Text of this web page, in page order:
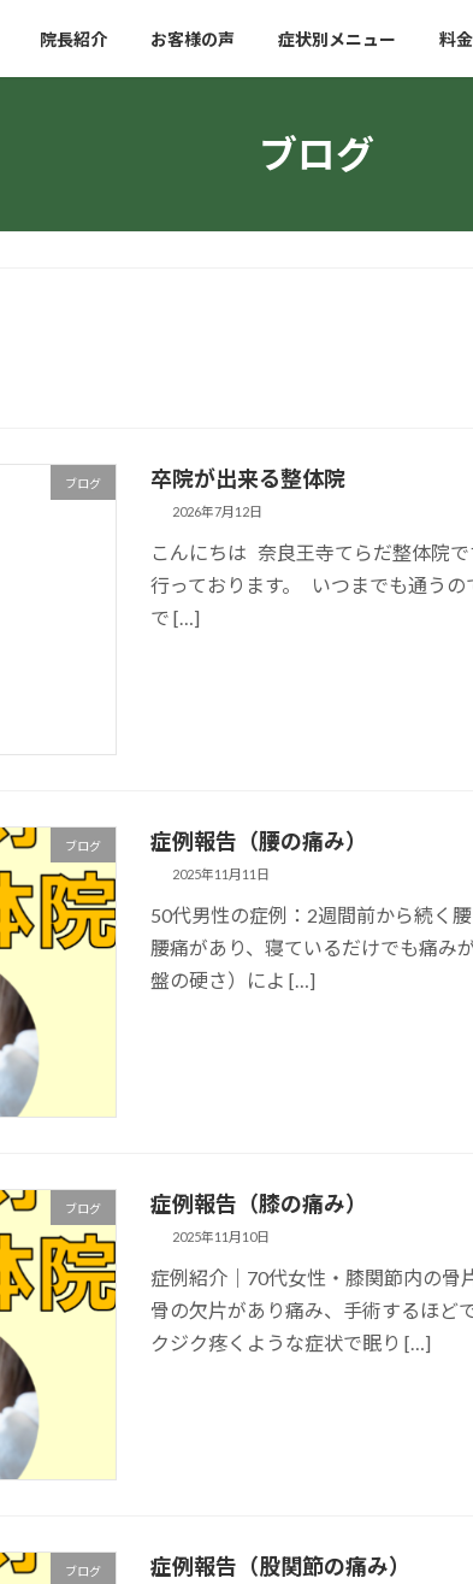
院長紹介 お客様の声 症状別メニュー 料
ブログ
ブログ 卒院が出来る整体院
2026年7月12日
こんにちは 奈良王寺てらだ整体院
行っております。 いつまでも通う
で […]
ブログ 症例報告（腰の痛み）
2025年11月11日
50代男性の症例：2週間前から続く
腰痛があり、寝ているだけでも痛み
盤の硬さ）によ […]
ブログ 症例報告（膝の痛み）
2025年11月10日
症例紹介｜70代女性・膝関節内の骨
骨の欠片があり痛み、手術するほど
クジク疼くような症状で眠り […]
ブログ 症例報告（股関節の痛み）